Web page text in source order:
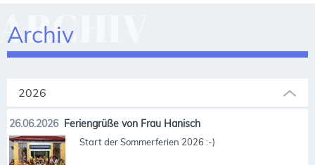
Archiv
2026
26.06.2026 Feriengrüße von Frau Hanisch
Start der Sommerferien 2026 :-)